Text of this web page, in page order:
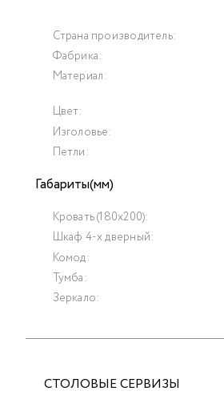
Страна производитель:
Фабрика:
Материал:
Цвет:
Изголовье:
Петли:
Габариты(мм)
Кровать (180х200):
Шкаф 4-х дверный:
Комод:
Тумба:
Зеркало:
СТОЛОВЫЕ СЕРВИЗЫ